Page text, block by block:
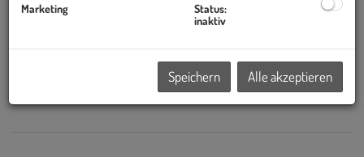
Marketing
Status:
inaktiv
Speichern Alle akzeptieren